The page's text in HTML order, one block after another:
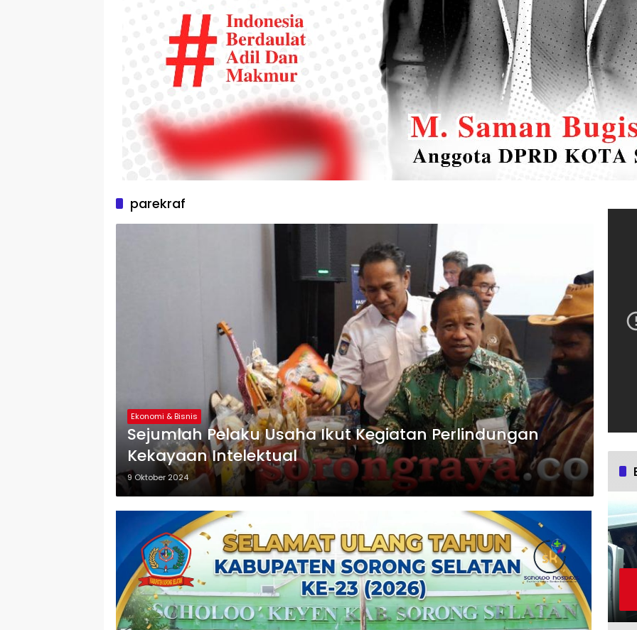
parekraf
Ekonomi & Bisnis
Sejumlah Pelaku Usaha Ikut Kegiatan Perlindungan
Kekayaan Intelektual
9 Oktober 2024